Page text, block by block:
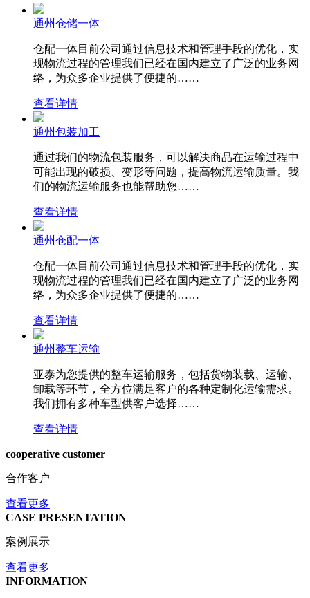
通州仓储一体
仓配一体目前公司通过信息技术和管理手段的优化，实
现物流过程的管理我们已经在国内建立了广泛的业务网
络，为众多企业提供了便捷的……
查看详情
通州包装加工
通过我们的物流包装服务，可以解决商品在运输过程中
可能出现的破损、变形等问题，提高物流运输质量。我
们的物流运输服务也能帮助您……
查看详情
通州仓配一体
仓配一体目前公司通过信息技术和管理手段的优化，实
现物流过程的管理我们已经在国内建立了广泛的业务网
络，为众多企业提供了便捷的……
查看详情
通州整车运输
亚泰为您提供的整车运输服务，包括货物装载、运输、
卸载等环节，全方位满足客户的各种定制化运输需求。
我们拥有多种车型供客户选择……
查看详情
cooperative customer
合作客户
查看更多
CASE PRESENTATION
案例展示
查看更多
INFORMATION